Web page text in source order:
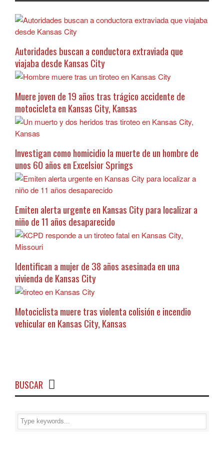
Autoridades buscan a conductora extraviada que
viajaba desde Kansas City
Muere joven de 19 años tras trágico accidente de
motocicleta en Kansas City, Kansas
Investigan como homicidio la muerte de un hombre de
unos 60 años en Excelsior Springs
Emiten alerta urgente en Kansas City para localizar a
niño de 11 años desaparecido
Identifican a mujer de 38 años asesinada en una
vivienda de Kansas City
Motociclista muere tras violenta colisión e incendio
vehicular en Kansas City, Kansas
BUSCAR